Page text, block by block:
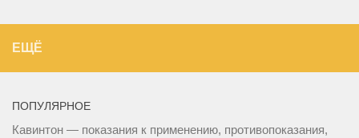
ЕЩЁ
ПОПУЛЯРНОЕ
Кавинтон — показания к применению, противопоказания,